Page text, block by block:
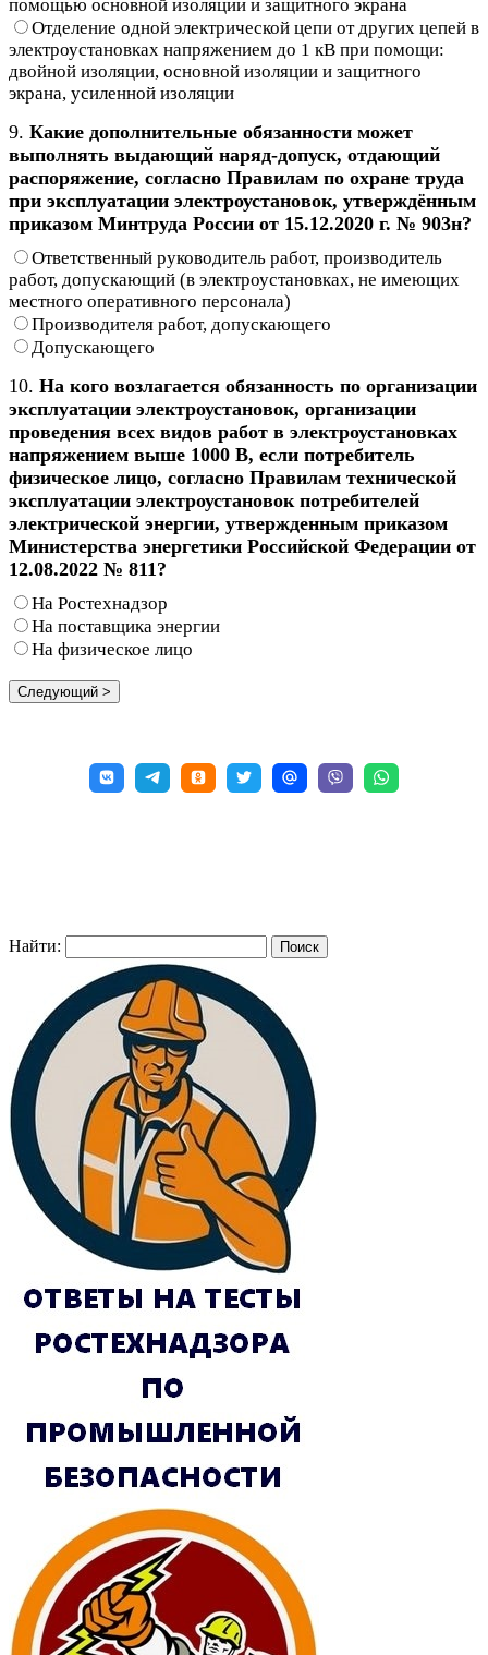
помощью основной изоляции и защитного экрана
Отделение одной электрической цепи от других цепей в
электроустановках напряжением до 1 кВ при помощи:
двойной изоляции, основной изоляции и защитного
экрана, усиленной изоляции
9. Какие дополнительные обязанности может
выполнять выдающий наряд-допуск, отдающий
распоряжение, согласно Правилам по охране труда
при эксплуатации электроустановок, утверждённым
приказом Минтруда России от 15.12.2020 г. № 903н?
Ответственный руководитель работ, производитель
работ, допускающий (в электроустановках, не имеющих
местного оперативного персонала)
Производителя работ, допускающего
Допускающего
10. На кого возлагается обязанность по организации
эксплуатации электроустановок, организации
проведения всех видов работ в электроустановках
напряжением выше 1000 В, если потребитель
физическое лицо, согласно Правилам технической
эксплуатации электроустановок потребителей
электрической энергии, утвержденным приказом
Министерства энергетики Российской Федерации от
12.08.2022 № 811?
На Ростехнадзор
На поставщика энергии
На физическое лицо
Найти: